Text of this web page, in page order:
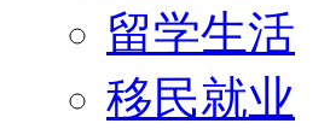
留学生活
移民就业